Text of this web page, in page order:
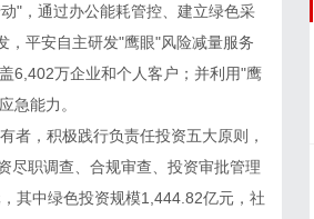
"，通过办公能耗管控、建立绿色采
，平安自主研发"鹰眼"风险减量服务
6,402万企业和个人客户；并利用"鹰
急能力。
者，积极践行负责任投资五大原则，
尽职调查、合规审查、投资审批管理
其中绿色投资规模1,444.82亿元，社